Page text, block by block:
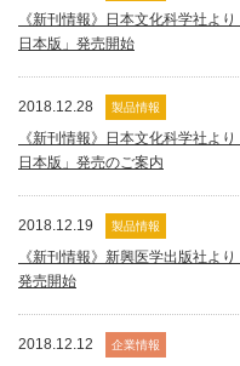
《新刊情報》日本文化科学社よ
日本版」発売開始
2018.12.28 製品情報
《新刊情報》日本文化科学社よ
日本版」発売のご案内
2018.12.19 製品情報
《新刊情報》新興医学出版社よ
発売開始
2018.12.12 企業情報